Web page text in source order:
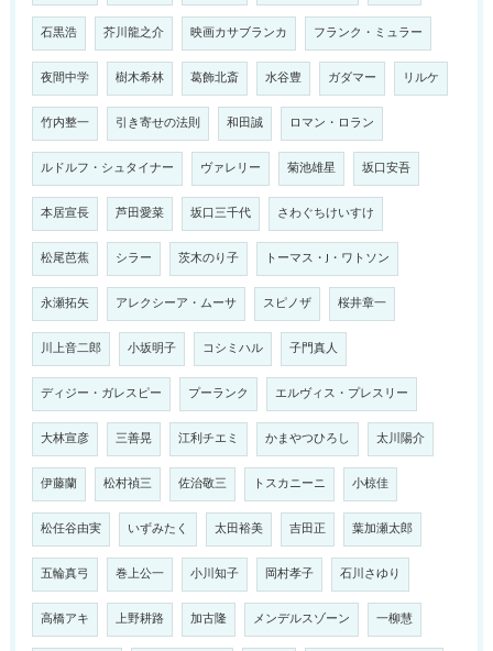
石黒浩 芥川龍之介 映画カサブランカ フランク・ミュラー
夜間中学 樹木希林 葛飾北斎 水谷豊 ガダマー リルケ
竹内整一 引き寄せの法則 和田誠 ロマン・ロラン
ルドルフ・シュタイナー ヴァレリー 菊池雄星 坂口安吾
本居宣長 芦田愛菜 坂口三千代 さわぐちけいすけ
松尾芭蕉 シラー 茨木のり子 トーマス・J・ワトソン
永瀬拓矢 アレクシーア・ムーサ スピノザ 桜井章一
川上音二郎 小坂明子 コシミハル 子門真人
ディジー・ガレスピー プーランク エルヴィス・プレスリー
大林宣彦 三善晃 江利チエミ かまやつひろし 太川陽介
伊藤蘭 松村禎三 佐治敬三 トスカニーニ 小椋佳
松任谷由実 いずみたく 太田裕美 吉田正 葉加瀬太郎
五輪真弓 巻上公一 小川知子 岡村孝子 石川さゆり
高橋アキ 上野耕路 加古隆 メンデルスゾーン 一柳慧